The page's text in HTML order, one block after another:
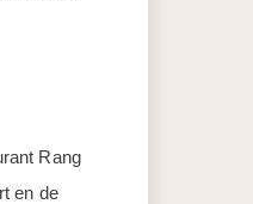
Rang
en de